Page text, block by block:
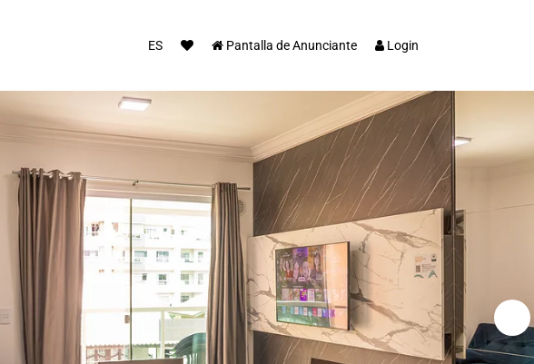
ES Pantalla de Anunciante Login